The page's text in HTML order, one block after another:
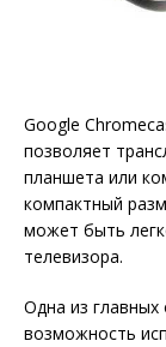
Google
позволяет
планшета или
компактный
может быть
телевизора.
Одна из главных
возможность